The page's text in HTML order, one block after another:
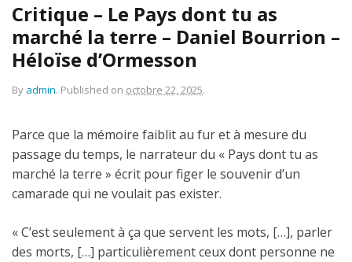
Critique – Le Pays dont tu as
marché la terre – Daniel Bourrion –
Héloïse d’Ormesson
By admin. Published on octobre 22, 2025.
Parce que la mémoire faiblit au fur et à mesure du
passage du temps, le narrateur du « Pays dont tu as
marché la terre » écrit pour figer le souvenir d’un
camarade qui ne voulait pas exister.
« C’est seulement à ça que servent les mots, […], parler
des morts, […] particulièrement ceux dont personne ne